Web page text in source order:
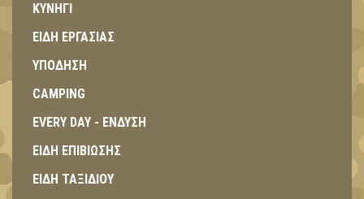
ΚΥΝΗΓΙ
ΕΙΔΗ ΕΡΓΑΣΙΑΣ
ΥΠΟΔΗΣΗ
CAMPING
EVERY DAY - ΕΝΔΥΣΗ
ΕΙΔΗ ΕΠΙΒΙΩΣΗΣ
ΕΙΔΗ ΤΑΞΙΔΙΟΥ